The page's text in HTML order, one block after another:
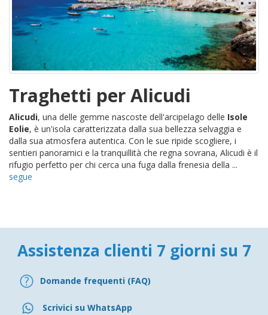
Traghetti per Alicudi
Alicudi, una delle gemme nascoste dell'arcipelago delle Isole
Eolie, è un'isola caratterizzata dalla sua bellezza selvaggia e
dalla sua atmosfera autentica. Con le sue ripide scogliere, i
sentieri panoramici e la tranquillità che regna sovrana, Alicudi è il
rifugio perfetto per chi cerca una fuga dalla frenesia della ...
segue
Assistenza clienti 7 giorni su 7
Domande frequenti (FAQ)
Scrivici su WhatsApp